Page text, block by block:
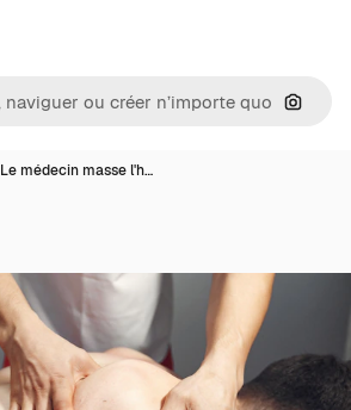
Le médecin masse l'h…